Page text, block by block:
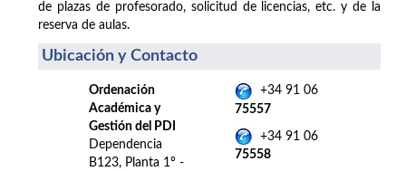
de plazas de profesorado, solicitud de licencias, etc. y de la
reserva de aulas.
Ubicación y Contacto
Ordenación
Académica y
Gestión del PDI
Dependencia
B123, Planta 1º -
+34 91 06
75557
+34 91 06
75558